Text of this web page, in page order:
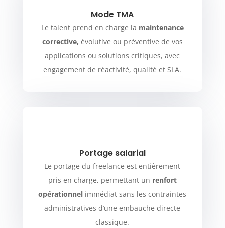
Mode TMA
Le talent prend en charge la maintenance
corrective, évolutive ou préventive de vos
applications ou solutions critiques, avec
engagement de réactivité, qualité et SLA.
Portage salarial
Le portage du freelance est entièrement
pris en charge, permettant un renfort
opérationnel immédiat sans les contraintes
administratives d’une embauche directe
classique.